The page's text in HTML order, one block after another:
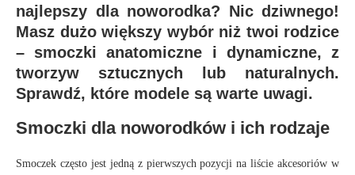
najlepszy dla noworodka? Nic dziwnego!
Masz dużo większy wybór niż twoi rodzice
– smoczki anatomiczne i dynamiczne, z
tworzyw sztucznych lub naturalnych.
Sprawdź, które modele są warte uwagi.
Smoczki dla noworodków i ich rodzaje
Smoczek często jest jedną z pierwszych pozycji na liście akcesoriów w